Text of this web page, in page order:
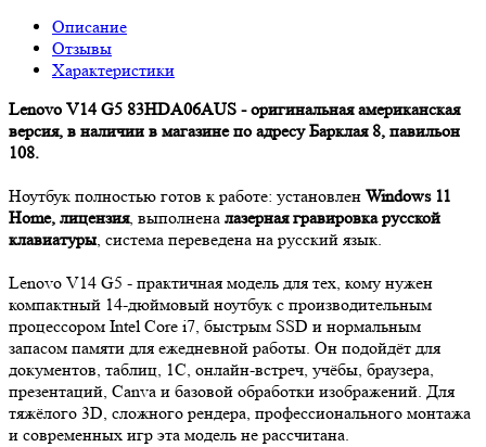
Описание
Отзывы
Характеристики
Lenovo V14 G5 83HDA06AUS - оригинальная американская
версия, в наличии в магазине по адресу Барклая 8, павильон
108.
Ноутбук полностью готов к работе: установлен Windows 11
Home, лицензия, выполнена лазерная гравировка русской
клавиатуры, система переведена на русский язык.
Lenovo V14 G5 - практичная модель для тех, кому нужен
компактный 14-дюймовый ноутбук с производительным
процессором Intel Core i7, быстрым SSD и нормальным
запасом памяти для ежедневной работы. Он подойдёт для
документов, таблиц, 1С, онлайн-встреч, учёбы, браузера,
презентаций, Canva и базовой обработки изображений. Для
тяжёлого 3D, сложного рендера, профессионального монтажа
и современных игр эта модель не рассчитана.